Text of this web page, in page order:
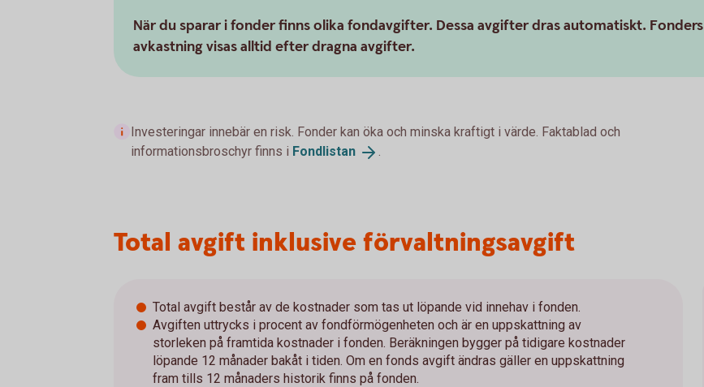
När du sparar i fonder finns olika fondavgifter. Dessa avgifter dras automatiskt. Fonders
avkastning visas alltid efter dragna avgifter.
Investeringar innebär en risk. Fonder kan öka och minska kraftigt i värde. Faktablad och
informationsbroschyr finns i Fondlistan .
Total avgift inklusive förvaltningsavgift
Total avgift består av de kostnader som tas ut löpande vid innehav i fonden.
Avgiften uttrycks i procent av fondförmögenheten och är en uppskattning av
storleken på framtida kostnader i fonden. Beräkningen bygger på tidigare kostnader
löpande 12 månader bakåt i tiden. Om en fonds avgift ändras gäller en uppskattning
fram tills 12 månaders historik finns på fonden.